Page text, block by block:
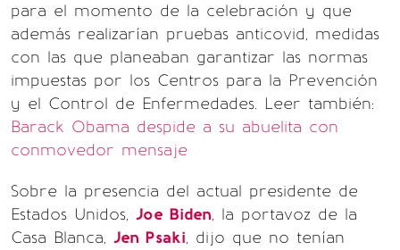
para el momento de la celebración y que
además realizarían pruebas anticovid, medidas
con las que planeaban garantizar las normas
impuestas por los Centros para la Prevención
y el Control de Enfermedades. Leer también:
Barack Obama despide a su abuelita con
conmovedor mensaje
Sobre la presencia del actual presidente de
Estados Unidos, Joe Biden, la portavoz de la
Casa Blanca, Jen Psaki, dijo que no tenían